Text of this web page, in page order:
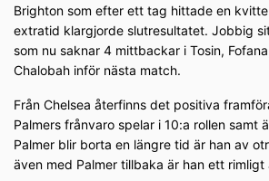
Brighton som efter ett tag hittade en
extratid klargjorde slutresultatet. Jobbig
som nu saknar 4 mittbackar i Tosin,
Chalobah inför nästa match.
Från Chelsea återfinns det positiva
Palmers frånvaro spelar i 10:a rollen samt
Palmer blir borta en längre tid är han av
även med Palmer tillbaka är han ett rimligt